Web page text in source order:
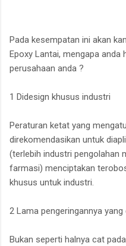
Pada kesempatan ini akan
Epoxy Lantai, mengapa anda
perusahaan anda ?
1 Didesign khusus industri
Peraturan ketat yang
direkomendasikan untuk
(terlebih industri pengolahan
farmasi) menciptakan
khusus untuk industri.
2 Lama pengeringannya yang
Bukan seperti halnya cat